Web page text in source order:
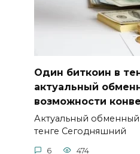
Один биткоин в
актуальный
возможности
Актуальный
тенге Сегодняшний
6 474